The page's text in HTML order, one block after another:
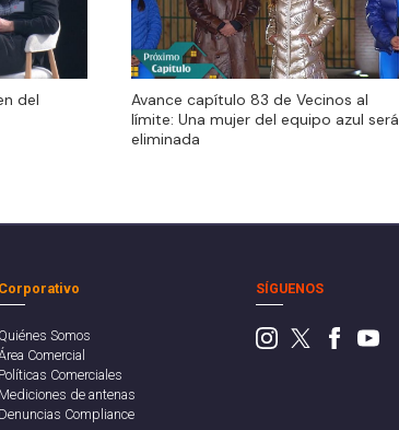
del
límite: Una mujer del equipo azul será
eliminada
Avance capítulo 83 de Vecinos al
límite: Una mujer del equipo azul será
eliminada
Corporativo
Quiénes Somos
Comercial
Políticas Comerciales
Mediciones de antenas
Denuncias Compliance
SÍGUENOS